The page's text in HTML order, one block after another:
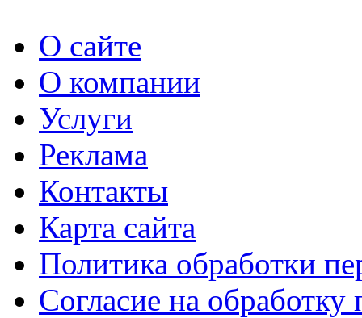
О сайте
О компании
Услуги
Реклама
Контакты
Карта сайта
Политика обработки
Согласие на